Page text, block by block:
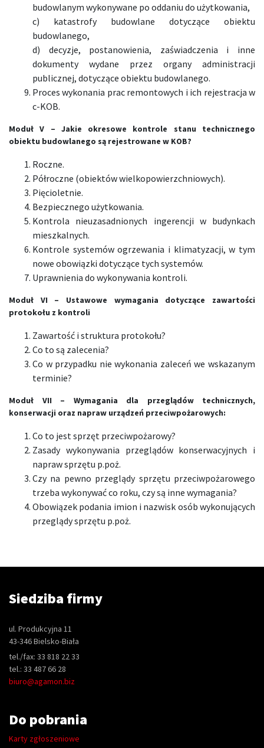
budowlanym wykonywane po oddaniu do użytkowania,
c) katastrofy budowlane dotyczące obiektu
budowlanego,
d) decyzje, postanowienia, zaświadczenia i inne
dokumenty wydane przez organy administracji
publicznej, dotyczące obiektu budowlanego.
Proces wykonania prac remontowych i ich rejestracja w
c-KOB.
Moduł V – Jakie okresowe kontrole stanu technicznego
obiektu budowlanego są rejestrowane w KOB?
Roczne.
Półroczne (obiektów wielkopowierzchniowych).
Pięcioletnie.
Bezpiecznego użytkowania.
Kontrola nieuzasadnionych ingerencji w budynkach
mieszkalnych.
Kontrole systemów ogrzewania i klimatyzacji, w tym
nowe obowiązki dotyczące tych systemów.
Uprawnienia do wykonywania kontroli.
Moduł VI – Ustawowe wymagania dotyczące zawartości
protokołu z kontroli
Zawartość i struktura protokołu?
Co to są zalecenia?
Co w przypadku nie wykonania zaleceń we wskazanym
terminie?
Moduł VII – Wymagania dla przeglądów technicznych,
konserwacji oraz napraw urządzeń przeciwpożarowych:
Co to jest sprzęt przeciwpożarowy?
Zasady wykonywania przeglądów konserwacyjnych i
napraw sprzętu p.poż.
Czy na pewno przeglądy sprzętu przeciwpożarowego
trzeba wykonywać co roku, czy są inne wymagania?
Obowiązek podania imion i nazwisk osób wykonujących
przeglądy sprzętu p.poż.
Siedziba firmy
ul. Produkcyjna 11
43-346 Bielsko-Biała
tel./fax: 33 818 22 33
tel.: 33 487 66 28
biuro@agamon.biz
Do pobrania
Karty zgłoszeniowe